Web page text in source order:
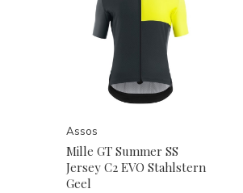
Assos
Mille GT Summer SS
Jersey C2 EVO Stahlstern
Geel